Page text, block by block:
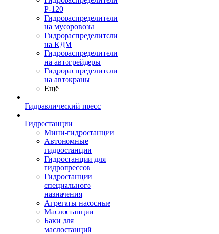
Р-120
Гидрораспределители
на мусоровозы
Гидрораспределители
на КДМ
Гидрораспределители
на автогрейдеры
Гидрораспределители
на автокраны
Ещё
Гидравлический пресс
Гидростанции
Мини-гидростанции
Автономные
гидростанции
Гидростанции для
гидропрессов
Гидростанции
специального
назначения
Агрегаты насосные
Маслостанции
Баки для
маслостанций